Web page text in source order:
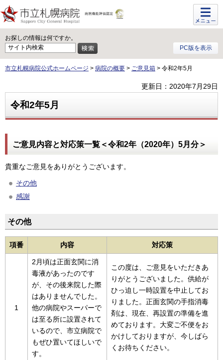
お探しの情報は何ですか。
PC版を表示
メニュ
ー
市立札幌病院公式ホームページ > 病院の概要 > ご意見箱 > 令和2年5月
更新日：2020年7月29日
令和2年5月
ご意見内容と対応策一覧＜令和2年（2020年）5月分＞
貴重なご意見をありがとうございます。
その他
感謝
その他
項番 内容 対応策
1
2月頃は正面玄関に消
毒液があったのです
が、その後来院した際
はありませんでした。
他の病院やスーパーで
は至る所に設置されて
いるので、市立病院で
もぜひ置いてほしいで
す。
この度は、ご意見をいただきあ
りがとうございました。供給が
ひっ迫し一時設置を中止してお
りました。正面玄関の手指消毒
剤は、現在、再設置の準備を進
めております。大変ご不便をお
かけしておりますが、今しばら
くお待ちください。